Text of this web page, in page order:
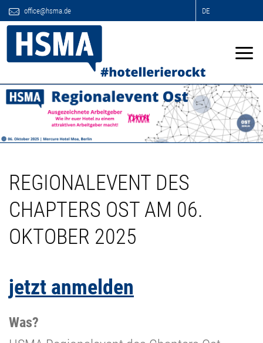
office@hsma.de DE
REGIONALEVENT DES
CHAPTERS OST AM 06.
OKTOBER 2025
jetzt anmelden
Was?